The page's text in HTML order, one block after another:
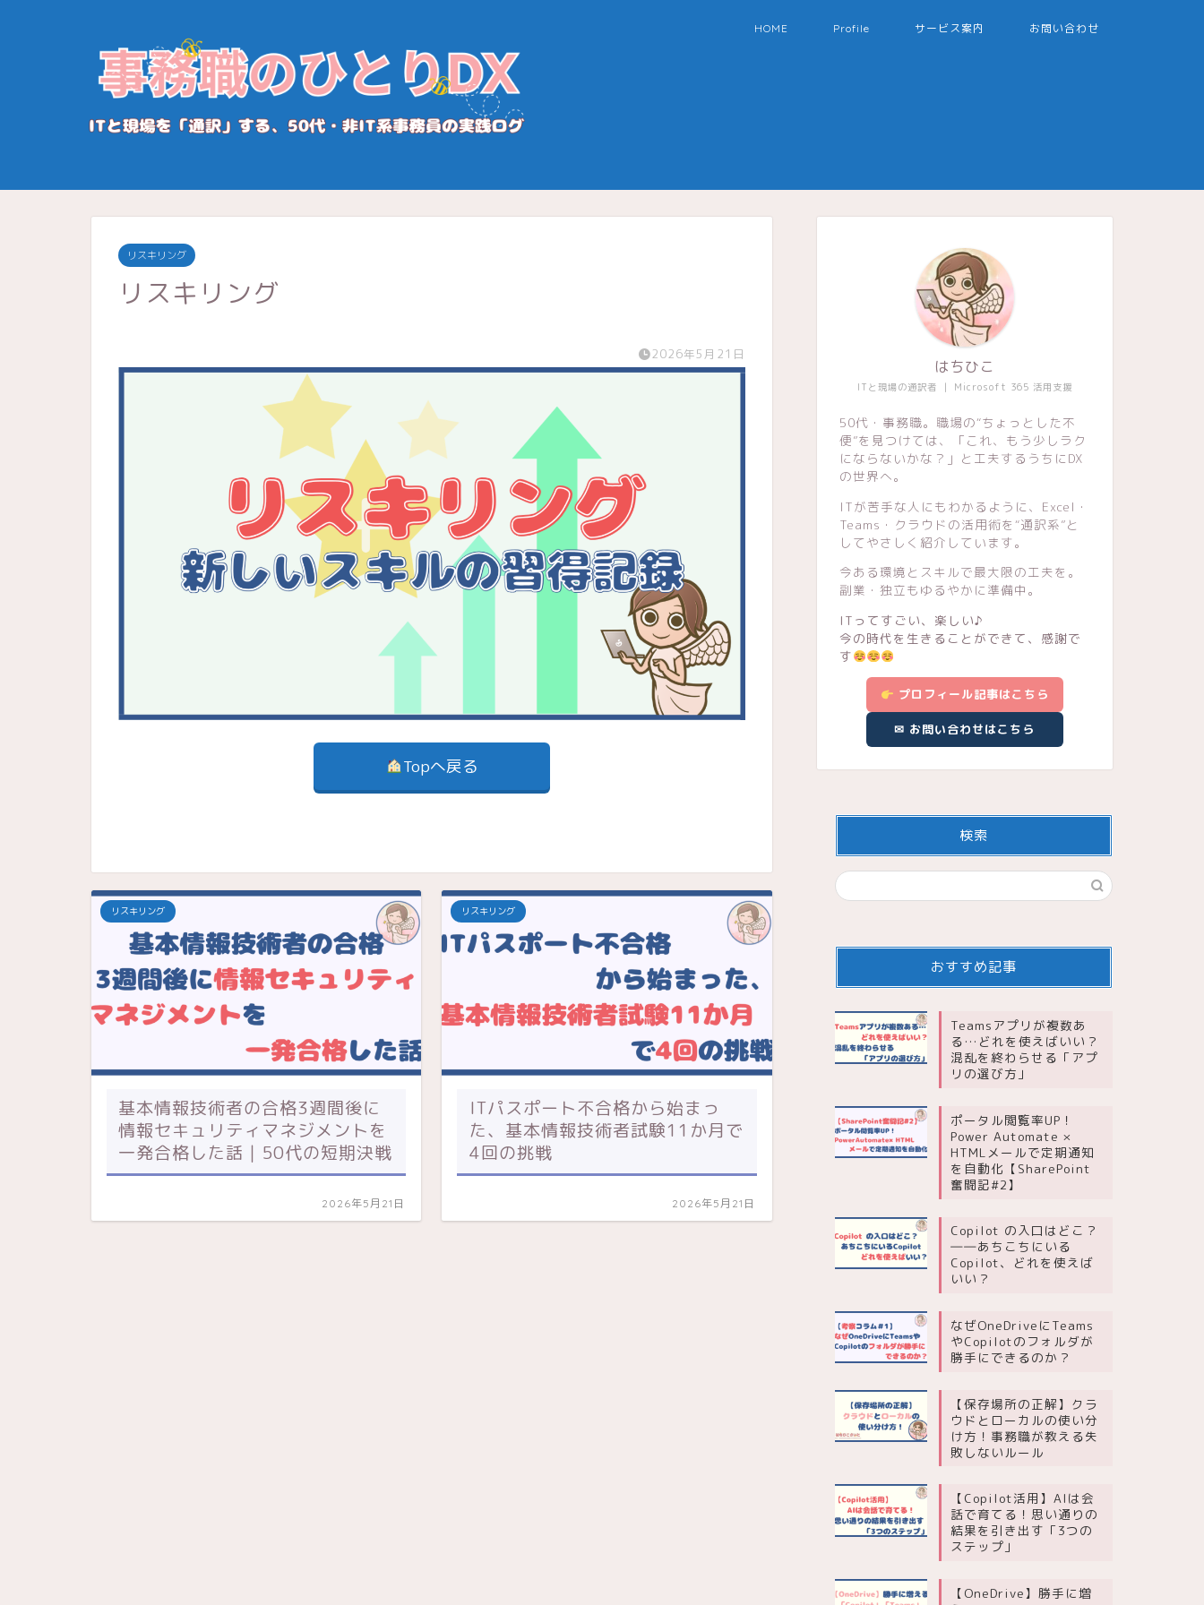
HOME Profile サービス案内 お問い合わせ
リスキリング
リスキリング
2026年5月21日
Topへ戻る
リスキリング
基本情報技術者の合格3週間後に
情報セキュリティマネジメントを
一発合格した話｜50代の短期決戦
2026年5月21日
リスキリング
ITパスポート不合格から始まっ
た、基本情報技術者試験11か月で
4回の挑戦
2026年5月21日
ITと現場の通訳者 ｜ Microsoft 365 活用支援
はちひこ
50代・事務職。職場の“ちょっとした不
便”を見つけては、「これ、もう少しラク
にならないかな？」と工夫するうちにDX
の世界へ。
ITが苦手な人にもわかるように、Excel・
Teams・クラウドの活用術を“通訳系”と
してやさしく紹介しています。
今ある環境とスキルで最大限の工夫を。
副業・独立もゆるやかに準備中。
ITってすごい、楽しい♪
今の時代を生きることができて、感謝で
す
プロフィール記事はこちら
✉ お問い合わせはこちら
検索
おすすめ記事
Teamsアプリが複数あ
る…どれを使えばいい？
混乱を終わらせる「アプ
リの選び方」
ポータル閲覧率UP！
Power Automate ×
HTMLメールで定期通知
を自動化【SharePoint
奮闘記#2】
Copilot の入口はどこ？
――あちこちにいる
Copilot、どれを使えば
いい？
なぜOneDriveにTeams
やCopilotのフォルダが
勝手にできるのか？
【保存場所の正解】クラ
ウドとローカルの使い分
け方！事務職が教える失
敗しないルール
【Copilot活用】AIは会
話で育てる！思い通りの
結果を引き出す「3つの
ステップ」
【OneDrive】勝手に増